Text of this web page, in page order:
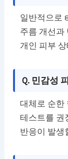
일반적으로
주름 개선과
개인 피부
Q. 민감성
대체로 순한
테스트를 권
반응이 발생